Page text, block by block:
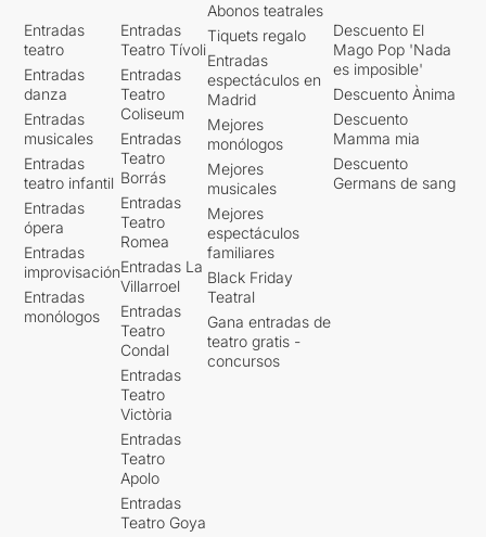
Entradas
teatro
Entradas
danza
Entradas
musicales
Entradas
teatro infantil
Entradas
ópera
Entradas
improvisación
Entradas
monólogos
Entradas
Teatro Tívoli
Entradas
Teatro
Coliseum
Entradas
Teatro
Borrás
Entradas
Teatro
Romea
Entradas La
Villarroel
Entradas
Teatro
Condal
Entradas
Teatro
Victòria
Entradas
Teatro
Apolo
Entradas
Teatro Goya
Abonos teatrales
Tiquets regalo
Entradas
espectáculos en
Madrid
Mejores
monólogos
Mejores
musicales
Mejores
espectáculos
familiares
Black Friday
Teatral
Gana entradas de
teatro gratis -
concursos
Descuento El
Mago Pop 'Nada
es imposible'
Descuento Ànima
Descuento
Mamma mia
Descuento
Germans de sang